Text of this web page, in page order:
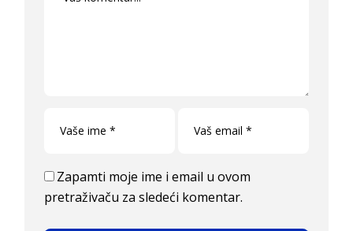
Zapamti moje ime i email u ovom
pretraživaču za sledeći komentar.